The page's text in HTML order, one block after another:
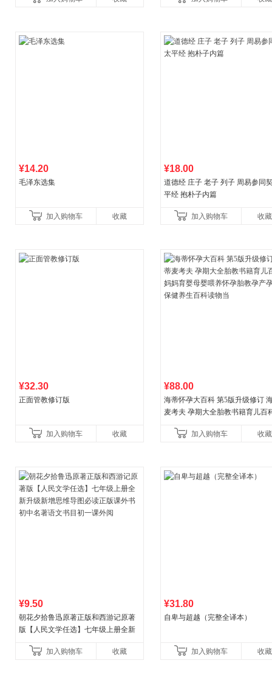
¥14.20
毛泽东选集
加入购物车 收藏
¥18.00
道德经 庄子 老子 列子 周易参同
平经 抱朴子内篇
加入购物车 收藏
¥32.30
正面管教修订版
加入购物车 收藏
¥88.00
海蒂怀孕大百科 第5版升级修订
麦考夫 孕期大全胎教书籍育儿百
健养生百科读物当
加入购物车 收藏
¥9.50
朝花夕拾鲁迅原著正版和西游记原著
版【人民文学任选】七年级上册全新
中名著语文书目初一课外阅
加入购物车 收藏
¥31.80
自卑与超越（完整全译本）
加入购物车 收藏